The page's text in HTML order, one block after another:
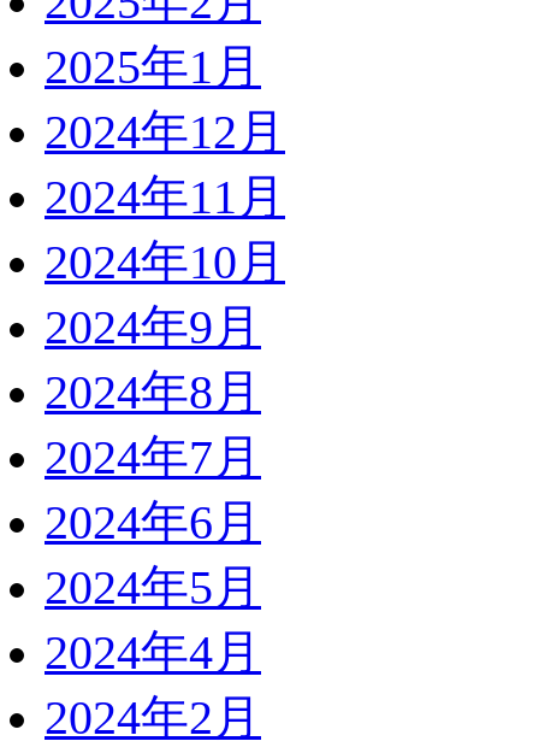
2025年1月
2024年12月
2024年11月
2024年10月
2024年9月
2024年8月
2024年7月
2024年6月
2024年5月
2024年4月
2024年2月